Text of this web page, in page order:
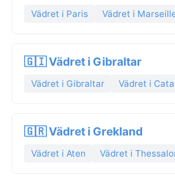
Vädret i Paris Vädret i
🇬🇮 Vädret i Gibraltar
Vädret i Gibraltar Vädret i
🇬🇷 Vädret i Grekland
Vädret i Aten Vädret i